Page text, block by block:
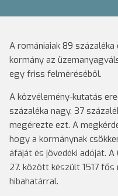
A romániaiak 89
kormány az
egy friss felméréséből.
A közvélemény-kutatás
százaléka nagy, 37
megérezte ezt. A
hogy a kormánynak
áfáját és jövedéki adóját. A
27. között készült 1517
hibahatárral.